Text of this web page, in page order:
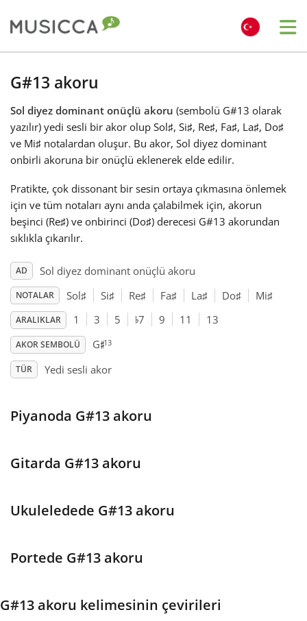
Български
Dansk
Deutsch
Español
Français
हिन्दी
Italiano
日本語
Polski
G#13 akoru
Sol diyez dominant onüçlü akoru (sembolü G#13 olarak
yazılır) yedi sesli bir akor olup Sol♯, Si♯, Re♯, Fa♯, La♯, Do♯
ve Mi♯ notalardan oluşur. Bu akor, Sol diyez dominant
onbirli akoruna bir onüçlü eklenerek elde edilir.
Pratikte, çok dissonant bir sesin ortaya çıkmasına önlemek
için ve tüm notaları aynı anda çalabilmek için, akorun
beşinci (Re♯) ve onbirinci (Do♯) derecesi G#13 akorundan
sıklıkla çıkarılır.
AD Sol diyez dominant onüçlü akoru
NOTALAR Sol♯ Si♯ Re♯ Fa♯ La♯ Do♯ Mi♯
ARALIKLAR 1 3 5 ♭7 9 11 13
AKOR SEMBOLÜ G♯13
TÜR Yedi sesli akor
Piyanoda G#13 akoru
Gitarda G#13 akoru
Ukuleledede G#13 akoru
Portede G#13 akoru
G#13 akoru kelimesinin çevirileri